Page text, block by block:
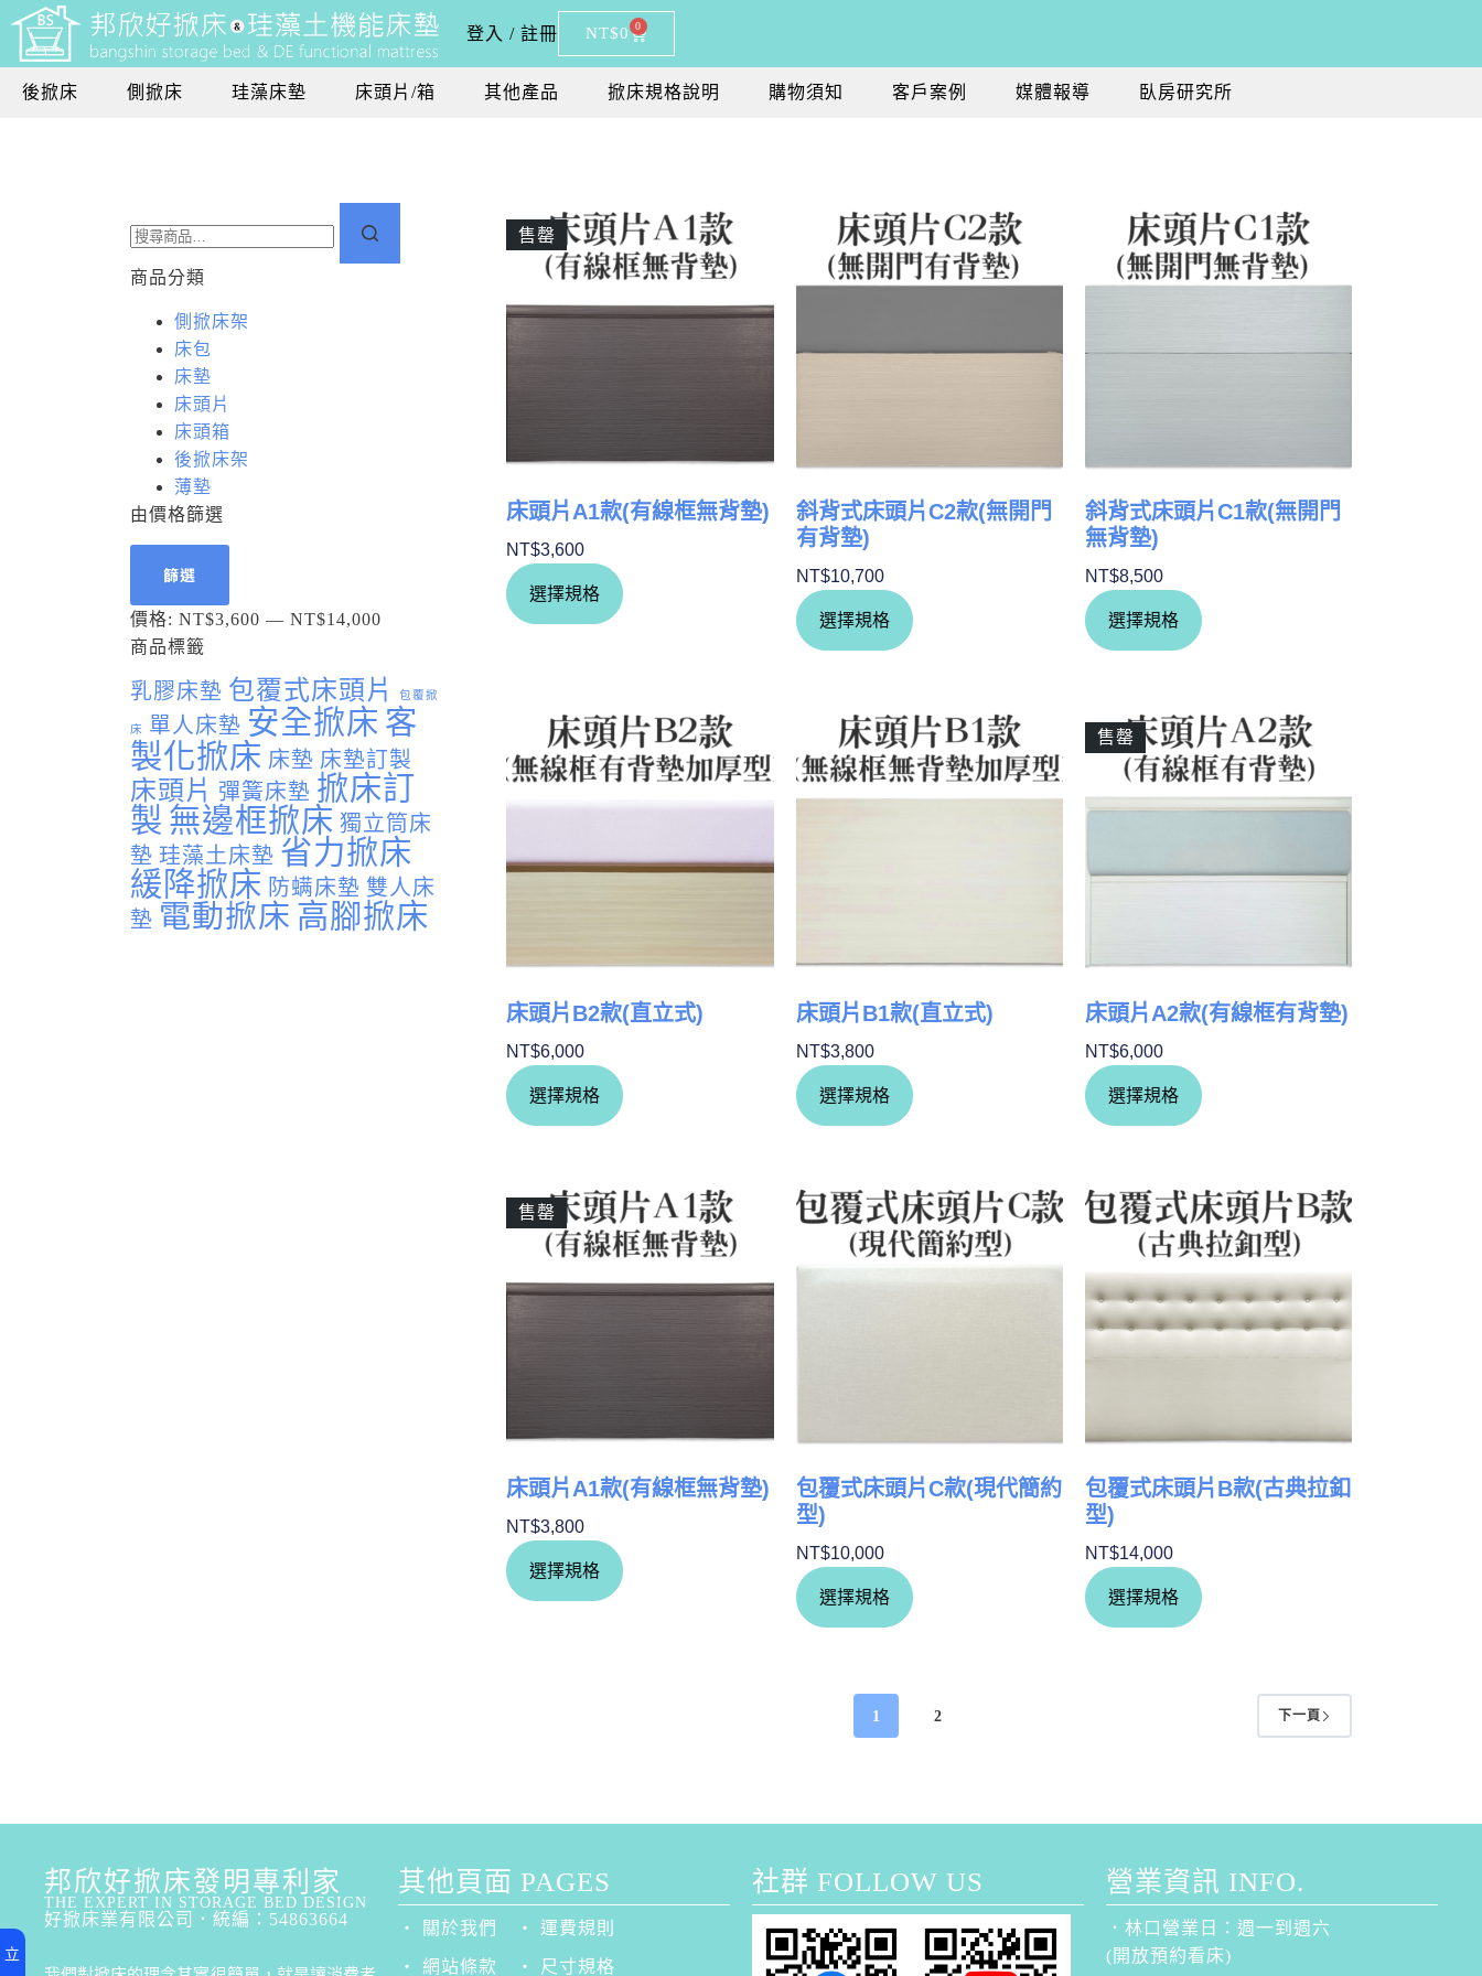
登入 / 註冊 NT$0 0
後掀床 側掀床 珪藻床墊 床頭片/箱 其他產品 掀床規格說明 購物須知 客戶案例 媒體報導 臥房研究所
商品分類
側掀床架
床包
床墊
床頭片
床頭箱
後掀床架
薄墊
由價格篩選
篩選
價格: NT$3,600 — NT$14,000
商品標籤
乳膠床墊 包覆式床頭片 包覆掀
床 單人床墊 安全掀床 客
製化掀床 床墊 床墊訂製
床頭片 彈簧床墊 掀床訂
製 無邊框掀床 獨立筒床
墊 珪藻土床墊 省力掀床
緩降掀床 防螨床墊 雙人床
墊 電動掀床 高腳掀床
售罄
床頭片A1款(有線框無背墊)
NT$3,600
選擇規格
斜背式床頭片C2款(無開門
有背墊)
NT$10,700
選擇規格
斜背式床頭片C1款(無開門
無背墊)
NT$8,500
選擇規格
床頭片B2款(直立式)
NT$6,000
選擇規格
床頭片B1款(直立式)
NT$3,800
選擇規格
售罄
床頭片A2款(有線框有背墊)
NT$6,000
選擇規格
售罄
床頭片A1款(有線框無背墊)
NT$3,800
選擇規格
包覆式床頭片C款(現代簡約
型)
NT$10,000
選擇規格
包覆式床頭片B款(古典拉釦
型)
NT$14,000
選擇規格
1 2 下一頁
邦欣好掀床發明專利家
THE EXPERT IN STORAGE BED DESIGN
好掀床業有限公司．統編：54863664
其他頁面 PAGES
‧ 關於我們 ‧ 運費規則
‧ 網站條款 ‧ 尺寸規格
社群 FOLLOW US 營業資訊 INFO.
．林口營業日：週一到週六
(開放預約看床)
立